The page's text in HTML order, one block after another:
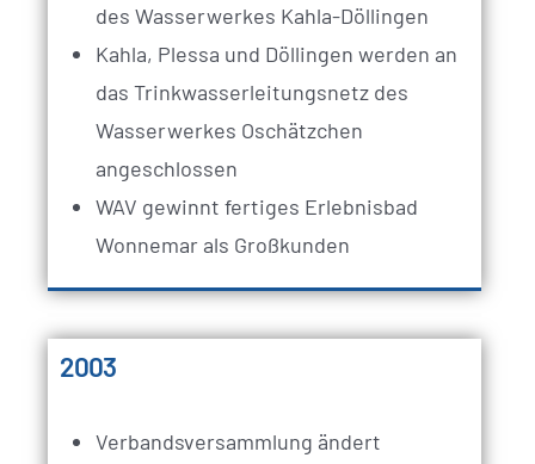
des Wasserwerkes Kahla-Döllingen
Kahla, Plessa und Döllingen werden an
das Trinkwasserleitungsnetz des
Wasserwerkes Oschätzchen
angeschlossen
WAV gewinnt fertiges Erlebnisbad
Wonnemar als Großkunden
2003
Verbandsversammlung ändert